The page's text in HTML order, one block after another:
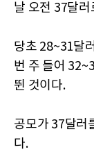
날 오전 37달
당초 28~31달
번 주 들어
뛴 것이다.
공모가 37달러
다.